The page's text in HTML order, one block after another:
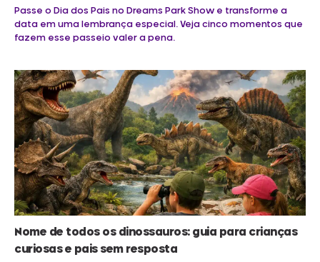
Passe o Dia dos Pais no Dreams Park Show e transforme a
data em uma lembrança especial. Veja cinco momentos que
fazem esse passeio valer a pena.
Nome de todos os dinossauros: guia para crianças
curiosas e pais sem resposta